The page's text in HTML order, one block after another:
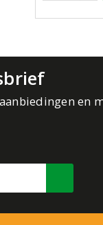
en